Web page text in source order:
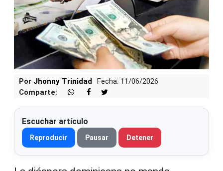
Por Jhonny Trinidad Fecha: 11/06/2026
Comparte:
Escuchar artículo
Reproducir Pausar Detener